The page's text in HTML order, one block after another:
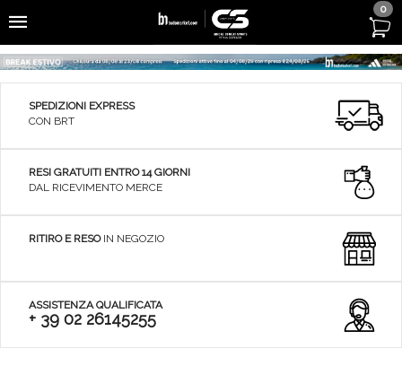
0
SPEDIZIONI EXPRESS
CON BRT
RESI GRATUITI ENTRO 14 GIORNI
DAL RICEVIMENTO MERCE
RITIRO E RESOIN NEGOZIO
ASSISTENZA QUALIFICATA
+ 39 02 26145255